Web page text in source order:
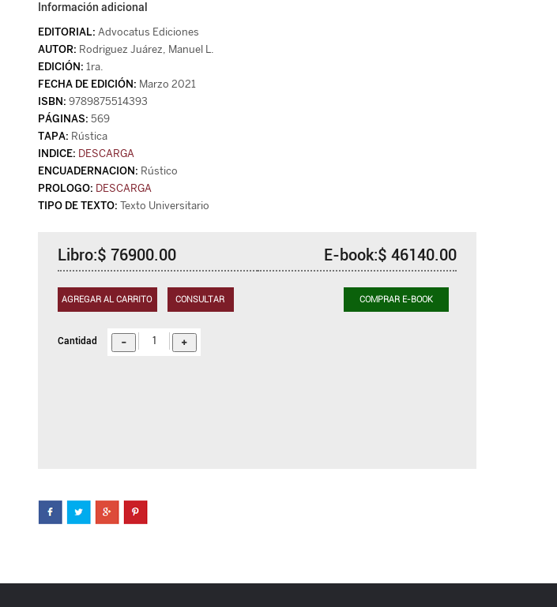
Información adicional
Advocatus Ediciones
Rodriguez Juárez, Manuel L.
1ra.
Marzo 2021
9789875514393
569
Rústica
DESCARGA
Rústico
DESCARGA
Texto Universitario
Libro:$ 76900.00 E-book:$ 46140.00
AGREGAR AL CARRITO CONSULTAR COMPRAR E-BOOK
Cantidad